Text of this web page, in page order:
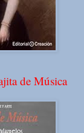
de Música